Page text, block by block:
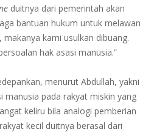
duitnya dari pemerintah akan
bantuan hukum untuk melawan
kami usulkan dibuang.
hak asasi manusia.”
menurut Abdullah, yakni
manusia pada rakyat miskin yang
keliru bila analogi pemberian
kecil duitnya berasal dari